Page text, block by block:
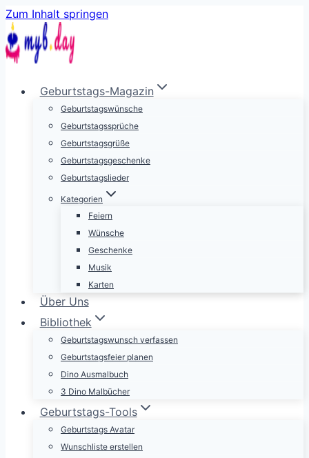
Zum Inhalt springen
Geburtstags-Magazin
Geburtstagswünsche
Geburtstagssprüche
Geburtstagsgrüße
Geburtstagsgeschenke
Geburtstagslieder
Kategorien
Feiern
Wünsche
Geschenke
Musik
Karten
Über Uns
Bibliothek
Geburtstagswunsch verfassen
Geburtstagsfeier planen
Dino Ausmalbuch
3 Dino Malbücher
Geburtstags-Tools
Geburtstags Avatar
Wunschliste erstellen